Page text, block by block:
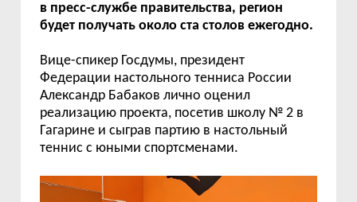
в пресс-службе правительства, регион
будет получать около ста столов ежегодно.
Вице-спикер Госдумы, президент
Федерации настольного тенниса России
Александр Бабаков лично оценил
реализацию проекта, посетив школу № 2 в
Гагарине и сыграв партию в настольный
теннис с юными спортсменами.